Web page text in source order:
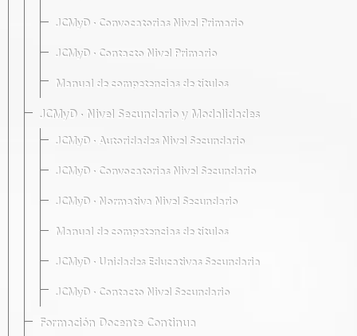
JCMyD · Convocatorias Nivel Primario
JCMyD · Contacto Nivel Primario
Manual de competencias de títulos
JCMyD · Nivel Secundario y Modalidades
JCMyD · Autoridades Nivel Secundario
JCMyD · Convocatorias Nivel Secundario
JCMyD · Normativa Nivel Secundario
Manual de competencias de títulos
JCMyD · Unidades Educativas Secundaria
JCMyD · Contacto Nivel Secundario
Formación Docente Continua